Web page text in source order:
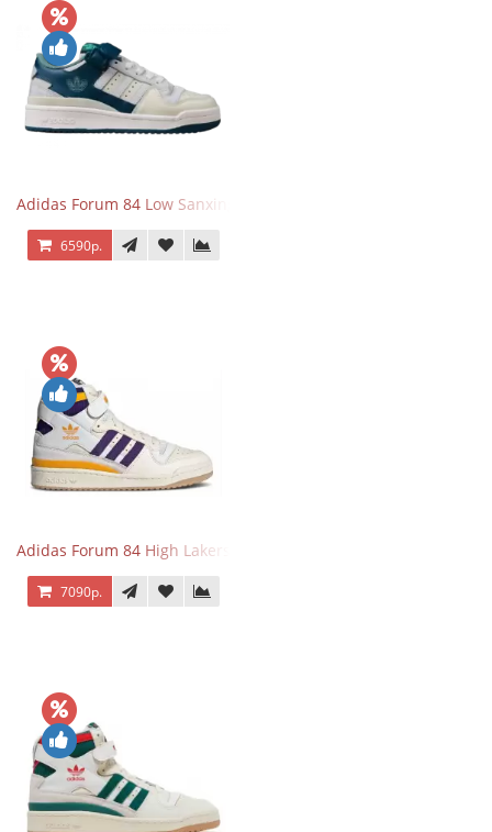
Adidas Forum 84 Low Sanxingdui
6590р.
Adidas Forum 84 High Lakers
7090р.